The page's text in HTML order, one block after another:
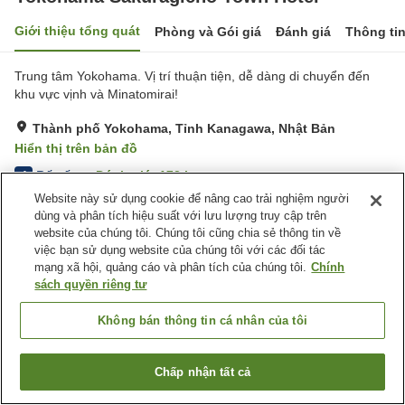
Giới thiệu tổng quát Phòng và Gói giá Đánh giá Thông
Trung tâm Yokohama. Vị trí thuận tiện, dễ dàng di chuyển đến
khu vực vịnh và Minatomirai!
Thành phố Yokohama, Tỉnh Kanagawa, Nhật Bản
Hiển thị trên bản đồ
4 Rất tốt Đánh giá:173lượt
Tiện nghi chỗ nghỉ
Dịch Vụ Gọi Đánh Thức
Máy bán hàng tự động
Giặt ủi có phí
Nhật Bản Tỉnh Kanagawa
Thành phố Yokohama
Yokohama Sakuragicho Town Hotel
Tìm phòng trống
Website này sử dụng cookie để nâng cao trải nghiệm người
dùng và phân tích hiệu suất với lưu lượng truy cập trên
website của chúng tôi. Chúng tôi cũng chia sẻ thông tin về
việc bạn sử dụng website của chúng tôi với các đối tác
mạng xã hội, quảng cáo và phân tích của chúng tôi. Chính
sách quyền riêng tư
Không bán thông tin cá nhân của tôi
Chấp nhận tất cả